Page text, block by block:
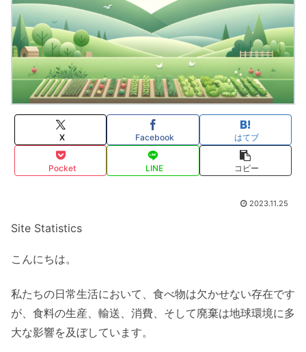
X Facebook はてブ
Pocket LINE コピー
2023.11.25
Site Statistics
こんにちは。
私たちの日常生活において、食べ物は欠かせない存在です
が、食料の生産、輸送、消費、そして廃棄は地球環境に多
大な影響を及ぼしています。